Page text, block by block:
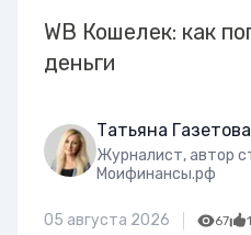
WB Кошелек: как
деньги
Татьяна Газетова
Журналист, автор
Моифинансы.рф
05 августа 2026 67 1